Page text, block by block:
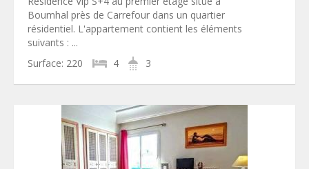
Boumhal près de Carrefour dans un quartier
résidentiel. L'appartement contient les éléments
suivants : ...
Surface: 220 4 3